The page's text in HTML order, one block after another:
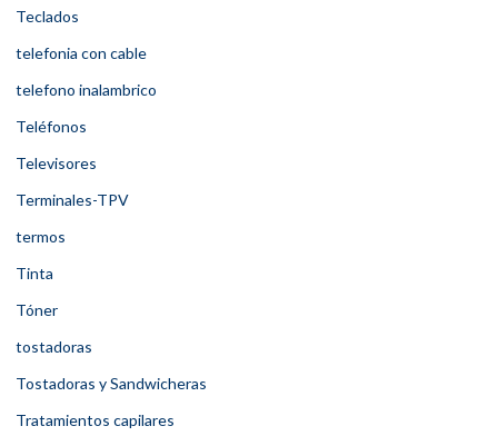
Teclados
telefonia con cable
telefono inalambrico
Teléfonos
Televisores
Terminales-TPV
termos
Tinta
Tóner
tostadoras
Tostadoras y Sandwicheras
Tratamientos capilares